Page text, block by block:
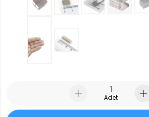
Adet